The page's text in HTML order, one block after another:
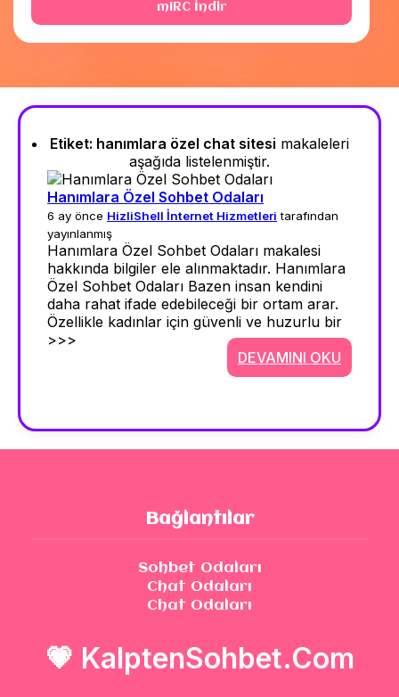
mIRC İndir
Etiket: hanımlara özel chat sitesi makaleleri
aşağıda listelenmiştir.
Hanımlara Özel Sohbet Odaları
6 ay önce HizliShell İnternet Hizmetleri tarafından
yayınlanmış
Hanımlara Özel Sohbet Odaları makalesi
hakkında bilgiler ele alınmaktadır. Hanımlara
Özel Sohbet Odaları Bazen insan kendini
daha rahat ifade edebileceği bir ortam arar.
Özellikle kadınlar için güvenli ve huzurlu bir
>>>
DEVAMINI OKU
Bağlantılar
Sohbet Odaları
Chat Odaları
Chat Odaları
💗 KalptenSohbet.Com